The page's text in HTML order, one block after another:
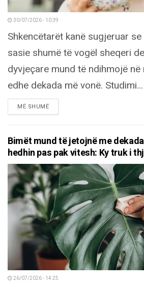
30/07/2026 - 10:39
Shkencëtarët kanë sugjeruar
sasie shumë të vogël sheqeri
dyvjeçare mund të ndihmojë
edhe dekada më vonë. Studimi...
MË SHUMËDETAILS
Bimët mund të jetojnë me
hedhin pas pak vitesh: Ky truk i
26/07/2026 - 14:25